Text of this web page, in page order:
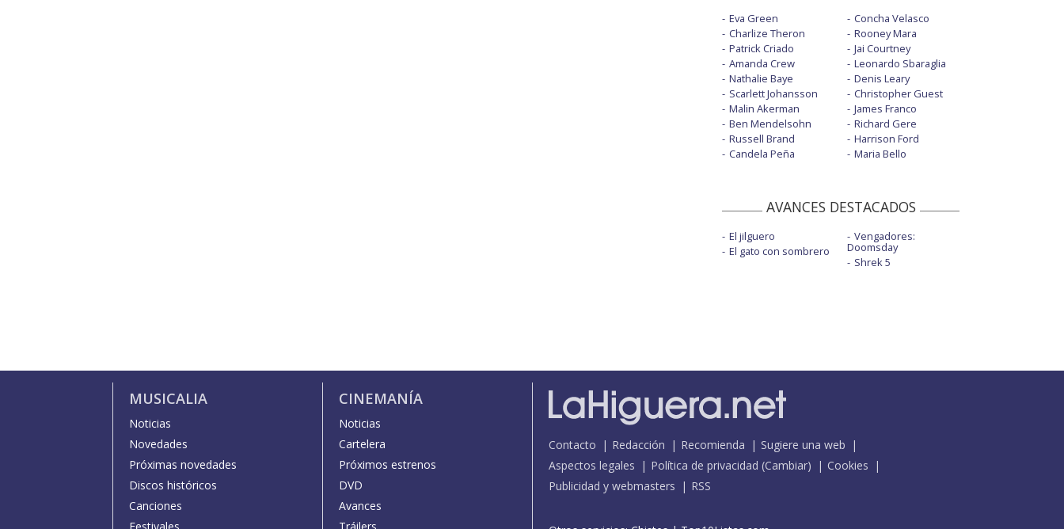
Eva Green
Charlize Theron
Patrick Criado
Amanda Crew
Nathalie Baye
Scarlett Johansson
Malin Akerman
Ben Mendelsohn
Russell Brand
Candela Peña
Concha Velasco
Rooney Mara
Jai Courtney
Leonardo Sbaraglia
Denis Leary
Christopher Guest
James Franco
Richard Gere
Harrison Ford
Maria Bello
AVANCES DESTACADOS
El jilguero
El gato con sombrero
Vengadores:
Doomsday
Shrek 5
MUSICALIA
Noticias
Novedades
Próximas novedades
Discos históricos
Canciones
CINEMANÍA
Noticias
Cartelera
Próximos estrenos
DVD
Avances
Contacto Redacción Recomienda
Sugiere una web
Aspectos legales
Política de privacidad (Cambiar)
Cookies
Publicidad y webmasters
RSS